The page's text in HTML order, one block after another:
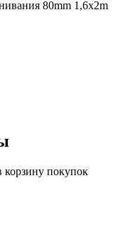
80mm 1,6x2m
корзину покупок